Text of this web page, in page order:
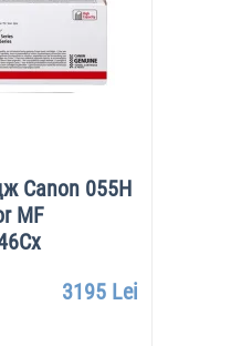
Canon 055H
MF
3195 Lei